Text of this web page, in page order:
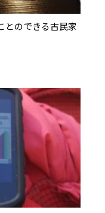
とのできる古民家